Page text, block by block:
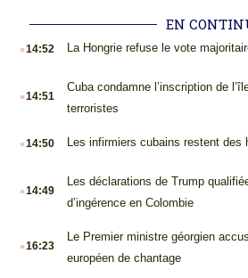
EN
.14:52 La Hongrie refuse le vote
.14:51
Cuba condamne l’inscription de
terroristes
.14:50 Les infirmiers cubains restent des
.14:49
Les déclarations de Trump
d’ingérence en Colombie
.16:23
Le Premier ministre géorgien
européen de chantage